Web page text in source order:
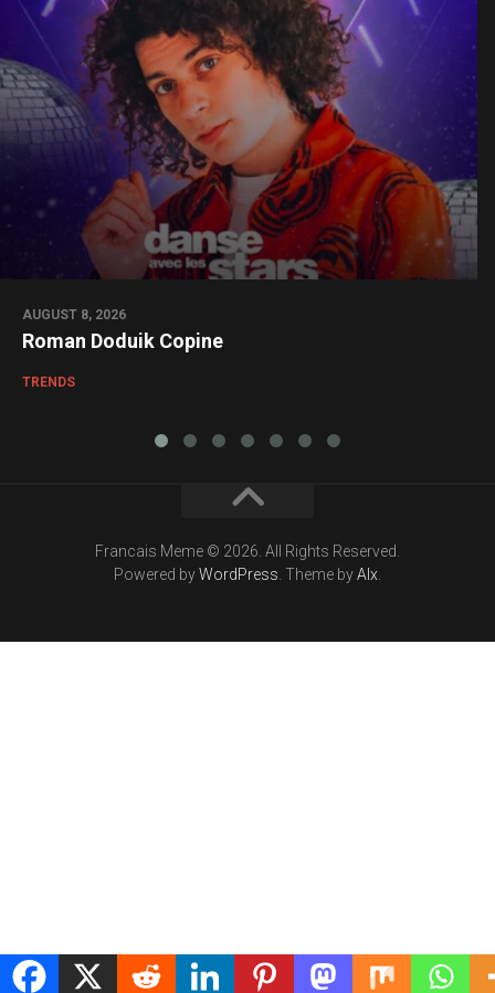
AUGUST 8, 2026
Roman Doduik Copine
TRENDS
Francais Meme © 2026. All Rights Reserved.
Powered byWordPress . Theme byAlx